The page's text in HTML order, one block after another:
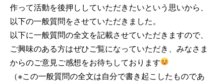
作って活動を後押ししていただきたいという思いから、
以下の一般質問をさせていただきました。
以下に一般質問の全文を記載させていただきますので、
ご興味のある方はぜひご覧になっていただき、みなさま
からのご意見ご感想をお待ちしております
（※この一般質問の全文は自分で書き起こしたものであ